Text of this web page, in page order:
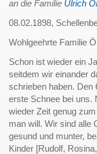
an die Familie Ulrich
08.02.1898,
Wohlgeehrte Familie
Schon ist wieder ein
seitdem wir einander
schrieben haben. Den
erste Schnee bei uns.
wieder Zeit genug
man will. Wir sind alle
gesund und munter,
Kinder [Rudolf,